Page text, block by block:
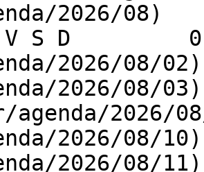
2026/08)
V S D
2026/08/
2026/08/
2026/
2026/08/
2026/08/